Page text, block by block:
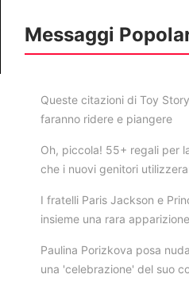
Messaggi
Queste citazioni di Toy
faranno ridere e piangere
Oh, piccola! 55+ regali per
che i nuovi genitori
I fratelli Paris Jackson e
insieme una rara
Paulina Porizkova posa
una 'celebrazione' del suo